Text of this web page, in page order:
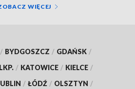
WIĘCEJ
/ BYDGOSZCZ / GDAŃSK /
/ KATOWICE / KIELCE /
/ ŁÓDŹ / OLSZTYN /